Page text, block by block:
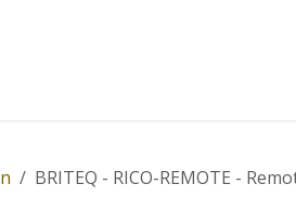
BRITEQ - RICO-REMOTE -